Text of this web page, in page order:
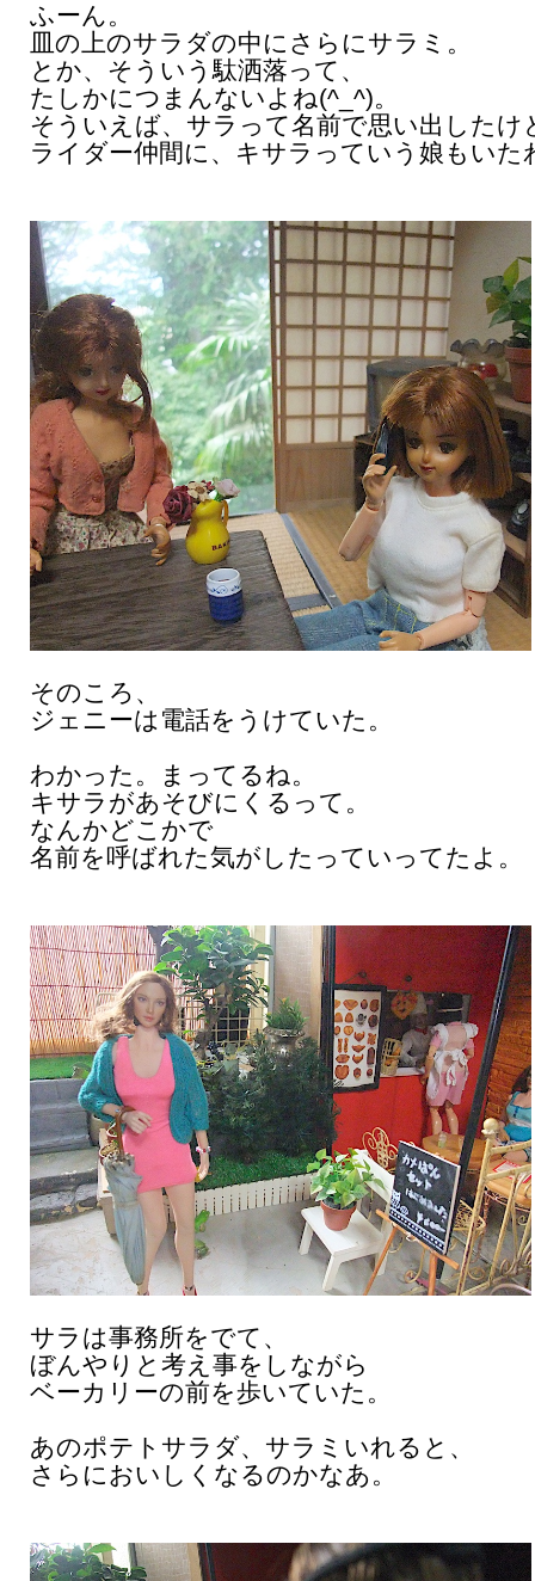
ふーん。
皿の上のサラダの中にさらにサラミ。
とか、そういう駄洒落って、
たしかにつまんないよね(^_^)。
そういえば、サラって名前で思い出したけ
ライダー仲間に、キサラっていう娘もいた
そのころ、
ジェニーは電話をうけていた。
わかった。まってるね。
キサラがあそびにくるって。
なんかどこかで
名前を呼ばれた気がしたっていってたよ。
サラは事務所をでて、
ぼんやりと考え事をしながら
ベーカリーの前を歩いていた。
あのポテトサラダ、サラミいれると、
さらにおいしくなるのかなあ。